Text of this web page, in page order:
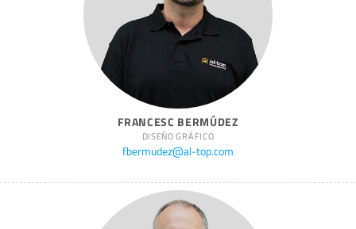
FRANCESC BERMÚDEZ
DISEÑO GRÁFICO
fbermudez@al-top.com